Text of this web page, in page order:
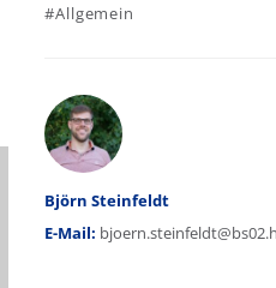
#Allgemein
Autor
Björn Steinfeldt
E-Mail: